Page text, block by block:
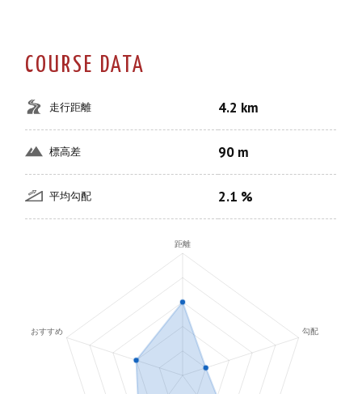
COURSE DATA
走行距離 4.2 km
標高差 90 m
平均勾配 2.1 %